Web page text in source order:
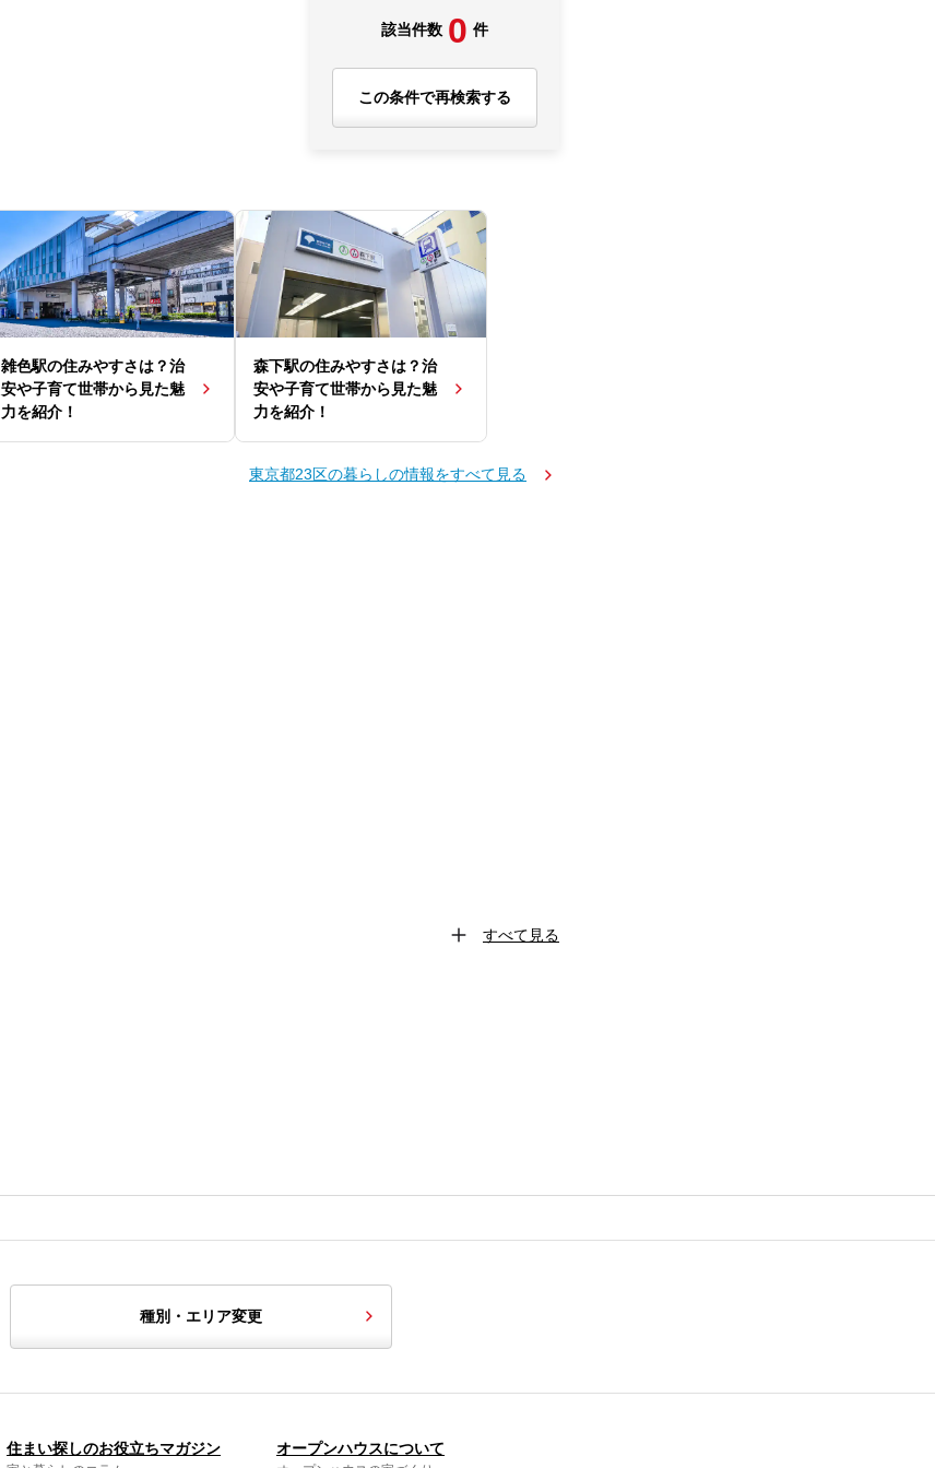
該当件数 0 件
この条件で再検索する
雑色駅の住みやすさは？治
安や子育て世帯から見た魅
力を紹介！
森下駅の住みやすさは？治
安や子育て世帯から見た魅
力を紹介！
東京都23区の暮らしの情報をすべて見る
すべて見る
種別・エリア変更
住まい探しのお役立ちマガジン オープンハウスについて